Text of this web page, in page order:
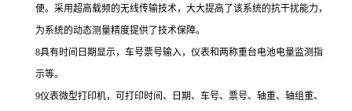
便。采用超高载频的无线传输技术，大大提高了该系统的抗干扰能力，
为系统的动态测量精度提供了技术保障。
8具有时间日期显示，车号票号输入，仪表和两称重台电池电量监测指
示等。
9仪表微型打印机，可打印时间、日期、车号、票号、轴重、轴组重、